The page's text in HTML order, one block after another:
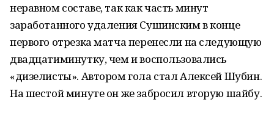
неравном составе, так как часть минут
заработанного удаления Сушинским в конце
первого отрезка матча перенесли на следующую
двадцатиминутку, чем и воспользовались
«дизелисты». Автором гола стал Алексей Шубин.
На шестой минуте он же забросил вторую шайбу.